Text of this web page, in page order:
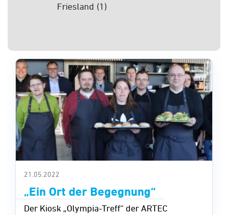
Friesland (1)
21.05.2022
„Ein Ort der Begegnung“
Der Kiosk „Olympia-Treff“ der ARTEC